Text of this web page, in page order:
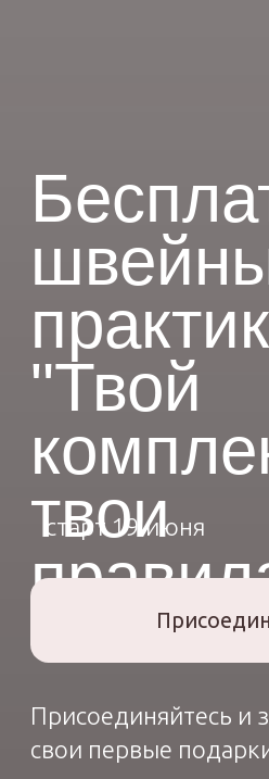
швейный
практикум
"Твой
комплект -
твои
правила"
Присоединиться
Присоединяйтесь и забирайте
свои первые подарки
старт 19 июня